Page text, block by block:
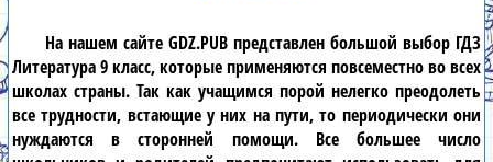
На нашем сайте GDZ.PUB представлен большой выбор ГДЗ
Литература 9 класс, которые применяются повсеместно во всех
школах страны. Так как учащимся порой нелегко преодолеть
все трудности, встающие у них на пути, то периодически они
нуждаются в сторонней помощи. Все большее число